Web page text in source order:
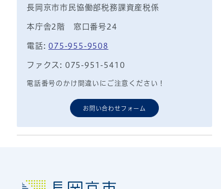
長岡京市市民協働部税務課資産税係
本庁舎2階 窓口番号24
電話: 075-955-9508
ファクス: 075-951-5410
電話番号のかけ間違いにご注意ください！
お問い合わせフォーム